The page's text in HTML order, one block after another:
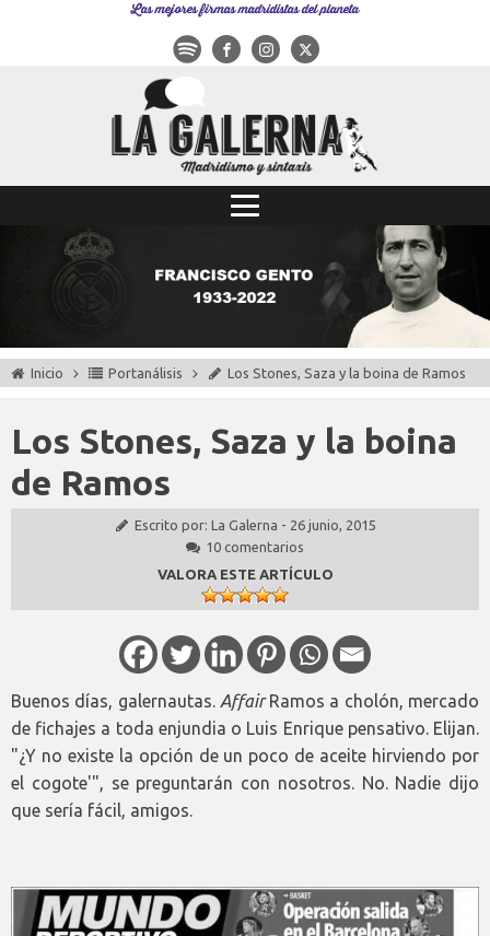
Las mejores firmas madridistas del planeta
Inicio Portanálisis Los Stones, Saza y la boina de Ramos
Los Stones, Saza y la boina
de Ramos
Escrito por: La Galerna - 26 junio, 2015
10 comentarios
VALORA ESTE ARTÍCULO
Buenos días, galernautas. AffairRamos a cholón, mercado
de fichajes a toda enjundia o Luis Enrique pensativo. Elijan.
"¿Y no existe la opción de un poco de aceite hirviendo por
el cogote'", se preguntarán con nosotros. No. Nadie dijo
que sería fácil, amigos.